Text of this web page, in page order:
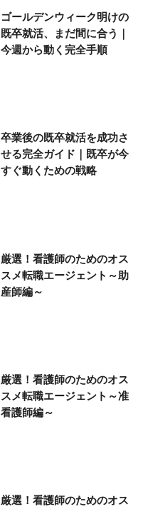
ゴールデンウィーク明けの
既卒就活、まだ間に合う｜
今週から動く完全手順
卒業後の既卒就活を成功さ
せる完全ガイド｜既卒が今
すぐ動くための戦略
厳選！看護師のためのオス
スメ転職エージェント～助
産師編～
厳選！看護師のためのオス
スメ転職エージェント～准
看護師編～
厳選！看護師のためのオス